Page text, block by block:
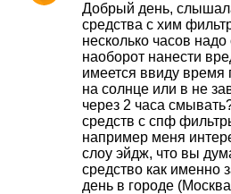
Добрый день,
средства с хим
несколько часов
наоборот нанести
имеется ввиду
на солнце или в не
через 2 часа
средств с спф
например меня
слоу эйдж, что вы
средство как именно
день в городе